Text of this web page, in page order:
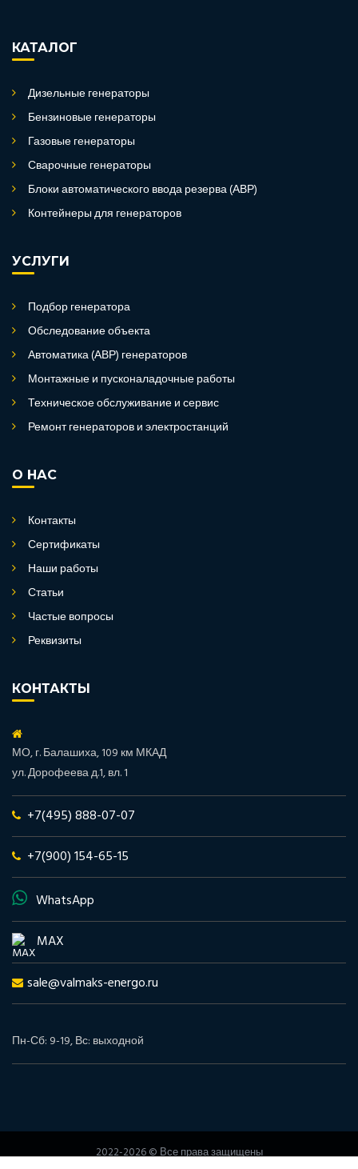
КАТАЛОГ
Дизельные генераторы
Бензиновые генераторы
Газовые генераторы
Сварочные генераторы
Блоки автоматического ввода резерва (АВР)
Контейнеры для генераторов
УСЛУГИ
Подбор генератора
Обследование объекта
Автоматика (АВР) генераторов
Монтажные и пусконаладочные работы
Техническое обслуживание и сервис
Ремонт генераторов и электростанций
О НАС
Контакты
Сертификаты
Наши работы
Статьи
Частые вопросы
Реквизиты
КОНТАКТЫ
МО, г. Балашиха, 109 км МКАД
ул. Дорофеева д.1, вл. 1
+7(495) 888-07-07
+7(900) 154-65-15
WhatsApp
MAX
sale@valmaks-energo.ru
Пн-Сб: 9-19, Вс: выходной
2022-2026 © Все права защищены